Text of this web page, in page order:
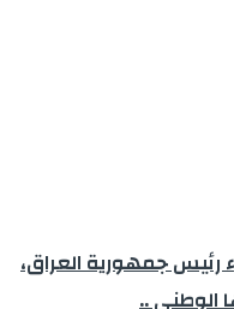
جمهورية العراق،
الوطني ..